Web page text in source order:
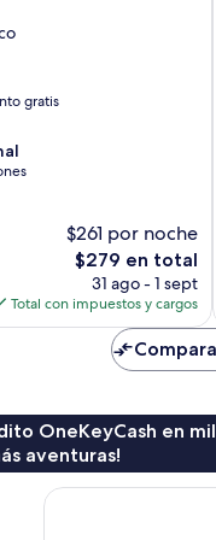
gratis
$261 por noche
El
precio
actual
es
$279 en total
31 ago - 1 sept
Total con impuestos y cargos
OneKeyCash en
aventuras!